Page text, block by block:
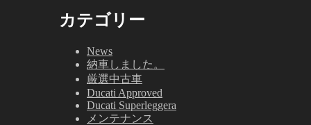
カテゴリー
News
納車しました。
厳選中古車
Ducati Approved
Ducati Superleggera
メンテナンス